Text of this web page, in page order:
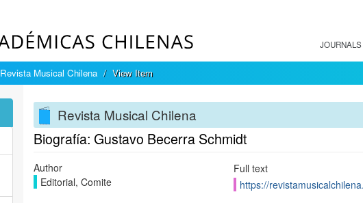
JOURNALS
Revista Musical Chilena View Item
Revista Musical Chilena
Biografía: Gustavo Becerra Schmidt
Author
Editorial, Comite
Full text
https://